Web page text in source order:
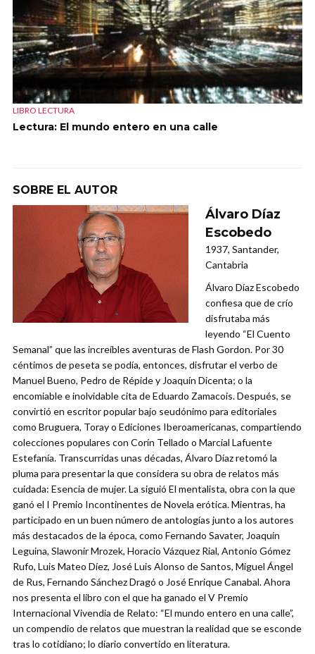
LIBRO LECTURA
Lectura: El mundo entero en una calle
SOBRE EL AUTOR
Álvaro Díaz
Escobedo
1937, Santander,
Cantabria
Álvaro Díaz Escobedo
confiesa que de crío
disfrutaba más
leyendo “El Cuento
Semanal” que las increíbles aventuras de Flash Gordon. Por 30
céntimos de peseta se podía, entonces, disfrutar el verbo de
Manuel Bueno, Pedro de Répide y Joaquín Dicenta; o la
encomiable e inolvidable cita de Eduardo Zamacois. Después, se
convirtió en escritor popular bajo seudónimo para editoriales
como Bruguera, Toray o Ediciones Iberoamericanas, compartiendo
colecciones populares con Corín Tellado o Marcial Lafuente
Estefanía. Transcurridas unas décadas, Álvaro Díaz retomó la
pluma para presentar la que considera su obra de relatos más
cuidada: Esencia de mujer. La siguió El mentalista, obra con la que
ganó el I Premio Incontinentes de Novela erótica. Mientras, ha
participado en un buen número de antologías junto a los autores
más destacados de la época, como Fernando Savater, Joaquín
Leguina, Slawonir Mrozek, Horacio Vázquez Rial, Antonio Gómez
Rufo, Luis Mateo Díez, José Luis Alonso de Santos, Miguel Ángel
de Rus, Fernando Sánchez Dragó o José Enrique Canabal. Ahora
nos presenta el libro con el que ha ganado el V Premio
Internacional Vivendia de Relato: “El mundo entero en una calle”,
un compendio de relatos que muestran la realidad que se esconde
tras lo cotidiano; lo diario convertido en literatura.